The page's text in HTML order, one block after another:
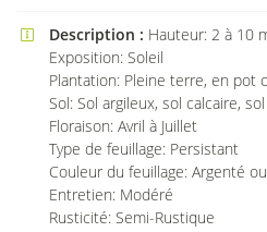
Adresse email de réception
En cochant cette case, vous consentez à
l'adresse email indiqué ci-dessus. Vous
utilisantle formulaire de désinscription
 Description : Hauteur: 2 à 10
Exposition: Soleil
Plantation: Pleine terre, en pot
Sol: Sol argileux, sol calcaire,
Floraison: Avril à Juillet
Type de feuillage: Persistant
Couleur du feuillage: Argenté
Entretien: Modéré
Rusticité: Semi-Rustique